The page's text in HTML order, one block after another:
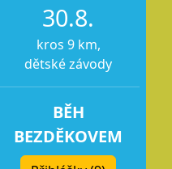
30.8.
kros 9 km,
dětské závody
BĚH
BEZDĚKOVEM